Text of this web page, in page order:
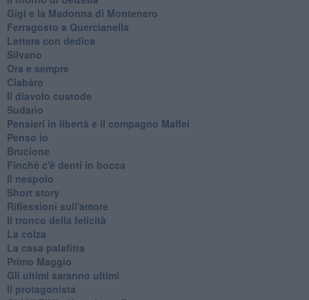
Gigi e la Madonna di Montenero
Ferragosto a Quercianella
Lettera con dedica
Silvano
Ora e sempre
Ciabàro
Il diavolo custode
Sudario
Pensieri in libertà e il compagno Maffei
Penso io
Brucione
Finché c'è denti in bocca
Il nespolo
Short story
Riflessioni sull'amore
Il tronco della felicità
La colza
La casa palafitta
Primo Maggio
Gli ultimi saranno ultimi
Il protagonista